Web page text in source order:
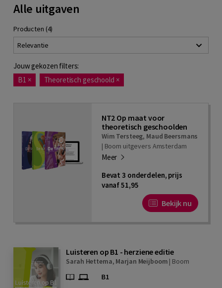
Alle uitgaven
Producten (4)
Relevantie
Jouw gekozen filters:
B1 × Theoretisch geschoold ×
NT2 Op maat voor
theoretisch geschoolden
Wim Tersteeg, Maud Beersmans
| Boom uitgevers Amsterdam
Meer
Bevat 3 onderdelen, prijs
vanaf 51,95
Bekijk nu
Luisteren op B1 - herziene editie
Sarah Hettema, Marjan Meijboom | Boom